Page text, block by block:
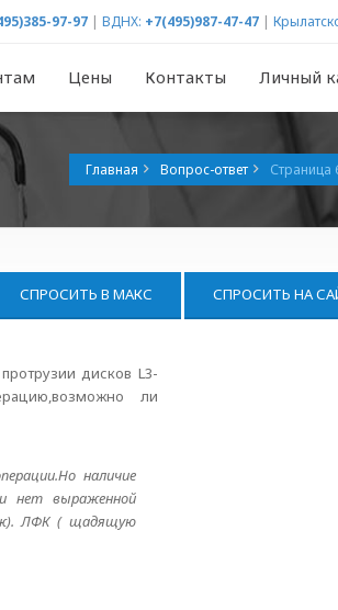
97-97 | ВДНХ: +7(495)987-47-47 |
Цены Контакты Личный
Главная Вопрос-ответ Страница
СПРОСИТЬ В МАКС СПРОСИТЬ НА
дисков L3-
ли
наличие
нет выраженной
ЛФК ( щадящую